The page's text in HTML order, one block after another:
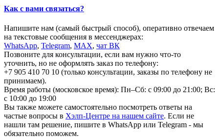
Как с вами связаться?
Напишите нам (самый быстрый способ), оперативно отвечаем
на текстовые сообщения в мессенджерах:
WhatsApp, Telegram, МАХ, чат ВК
Позвоните для консультации, если вам нужно что-то
уточнить, но не оформлять заказ по телефону:
+7 905 410 70 10 (только консультации, заказы по телефону не
принимаем).
Время работы (московское время): Пн–Сб: с 09:00 до 21:00; Вс:
с 10:00 до 19:00
Вы также можете самостоятельно посмотреть ответы на
частые вопросы в Хэлп-Центре на нашем сайте. Если не
нашли там решение, пишите в WhatsApp или Telegram - мы
обязательно поможем.